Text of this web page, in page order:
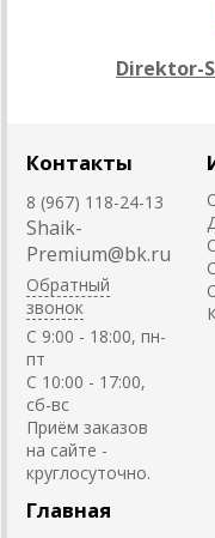
Direktor-
Контакты
8 (967) 118-24-13
Shaik-
Premium@bk.ru
Обратный
звонок
C 9:00 - 18:00, пн-
пт
С 10:00 - 17:00,
сб-вс
Приём заказов
на сайте -
круглосуточно.
Главная